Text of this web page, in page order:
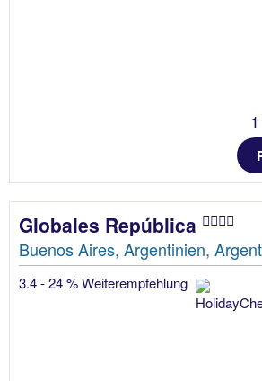
Globales República
Buenos Aires, Argentinien,
3.4 - 24 % Weiterempfehlung